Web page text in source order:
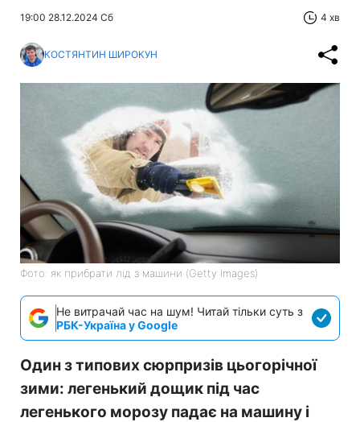
19:00 28.12.2024 Сб 4 хв
КОСТЯНТИН ШИРОКУН
Фото: як прибрати лід з машини (Getty Images)
Не витрачай час на шум! Читай тільки суть з
РБК-Україна у Google
Один з типових сюрпризів цьогорічної
зими: легенький дощик під час
легенького морозу падає на машину і